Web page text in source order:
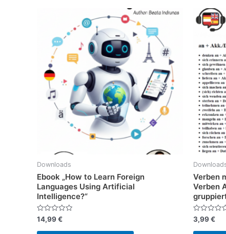
Downloads
Ebook „How to Learn Foreign
Languages Using Artificial
Intelligence?“
Bewertet
mit
0
14,99€
Verben
Verben
Bewertet
mit
0
3,99€